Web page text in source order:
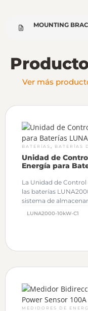
MOUNTING
Ver más
BATERÍAS BATERÍAS
Unidad de
Energía para
La Unidad de
las baterías
sistema de
LUNA2000-10kW-C1
MEDIDORES DE